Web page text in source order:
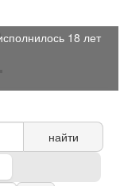
найти
18 лет